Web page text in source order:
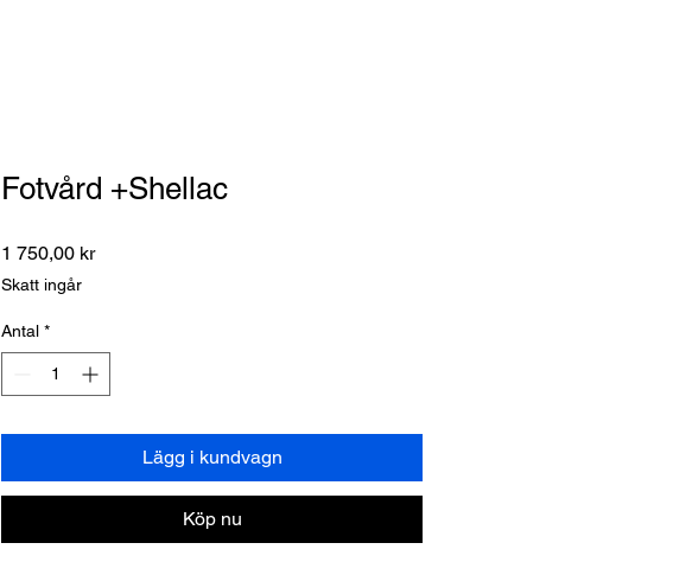
Fotvård +Shellac
1 750,00 krPris
Skatt ingår
Antal *
Lägg i kundvagn
Köp nu